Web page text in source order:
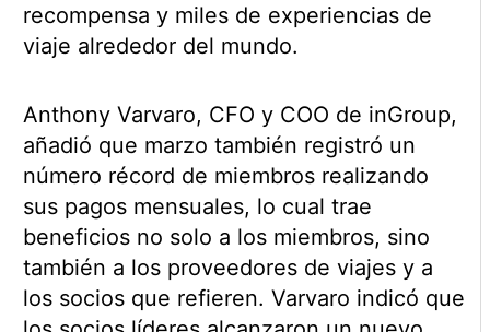
recompensa y miles de experiencias de
viaje alrededor del mundo.
Anthony Varvaro, CFO y COO de inGroup,
añadió que marzo también registró un
número récord de miembros realizando
sus pagos mensuales, lo cual trae
beneficios no solo a los miembros, sino
también a los proveedores de viajes y a
los socios que refieren. Varvaro indicó que